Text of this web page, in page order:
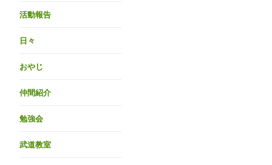
活動報告
日々
おやじ
仲間紹介
勉強会
武道教室